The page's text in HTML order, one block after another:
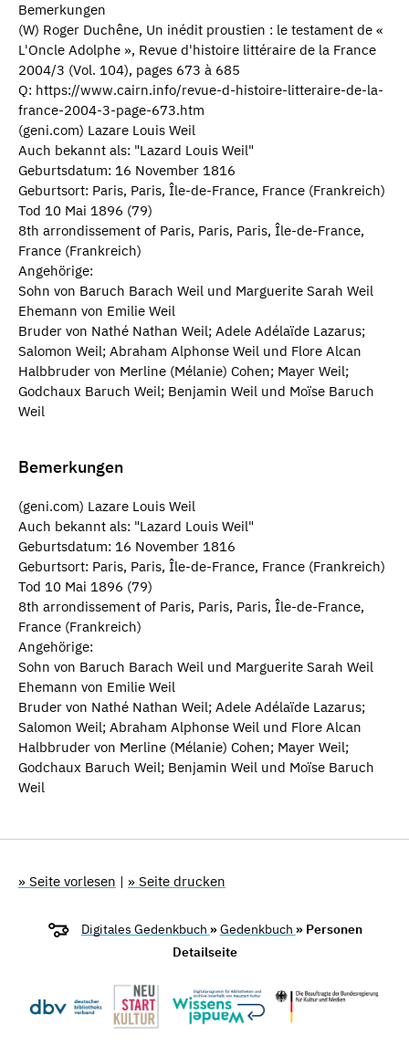
Bemerkungen
(W) Roger Duchêne, Un inédit proustien : le testament de «
L'Oncle Adolphe », Revue d'histoire littéraire de la France
2004/3 (Vol. 104), pages 673 à 685
Q: https://www.cairn.info/revue-d-histoire-litteraire-de-la-
france-2004-3-page-673.htm
(geni.com) Lazare Louis Weil
Auch bekannt als: "Lazard Louis Weil"
Geburtsdatum: 16 November 1816
Geburtsort: Paris, Paris, Île-de-France, France (Frankreich)
Tod 10 Mai 1896 (79)
8th arrondissement of Paris, Paris, Paris, Île-de-France,
France (Frankreich)
Angehörige:
Sohn von Baruch Barach Weil und Marguerite Sarah Weil
Ehemann von Emilie Weil
Bruder von Nathé Nathan Weil; Adele Adélaïde Lazarus;
Salomon Weil; Abraham Alphonse Weil und Flore Alcan
Halbbruder von Merline (Mélanie) Cohen; Mayer Weil;
Godchaux Baruch Weil; Benjamin Weil und Moïse Baruch
Weil
Bemerkungen
(geni.com) Lazare Louis Weil
Auch bekannt als: "Lazard Louis Weil"
Geburtsdatum: 16 November 1816
Geburtsort: Paris, Paris, Île-de-France, France (Frankreich)
Tod 10 Mai 1896 (79)
8th arrondissement of Paris, Paris, Paris, Île-de-France,
France (Frankreich)
Angehörige:
Sohn von Baruch Barach Weil und Marguerite Sarah Weil
Ehemann von Emilie Weil
Bruder von Nathé Nathan Weil; Adele Adélaïde Lazarus;
Salomon Weil; Abraham Alphonse Weil und Flore Alcan
Halbbruder von Merline (Mélanie) Cohen; Mayer Weil;
Godchaux Baruch Weil; Benjamin Weil und Moïse Baruch
Weil
» Seite vorlesen | » Seite drucken
Digitales Gedenkbuch »Gedenkbuch » Personen
Detailseite